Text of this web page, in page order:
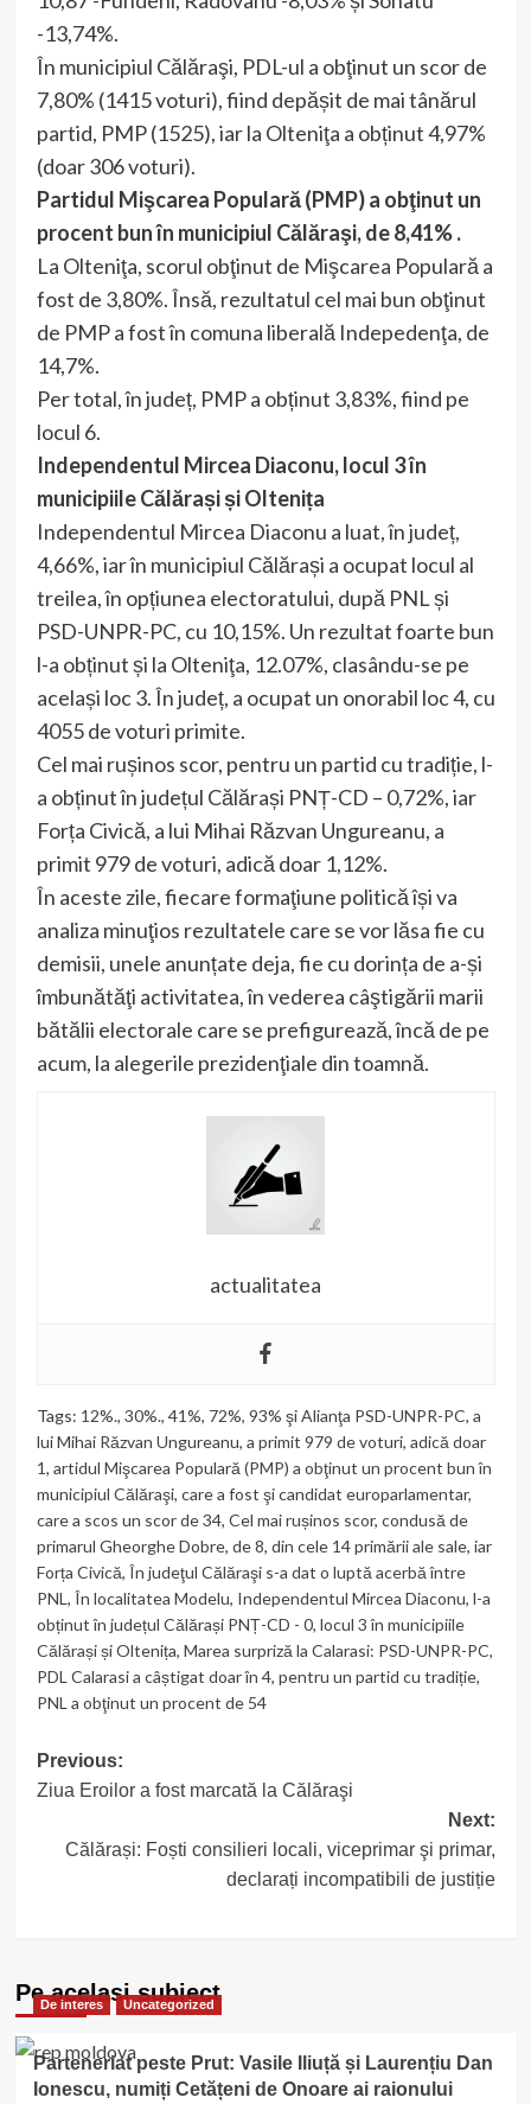
-13,74%.
În municipiul Călăraşi, PDL-ul a obţinut un scor de
7,80% (1415 voturi), fiind depășit de mai tânărul
partid, PMP (1525), iar la Olteniţa a obținut 4,97%
(doar 306 voturi).
Partidul Mişcarea Populară (PMP) a obţinut un
procent bun în municipiul Călăraşi, de 8,41% .
La Olteniţa, scorul obţinut de Mişcarea Populară a
fost de 3,80%. Însă, rezultatul cel mai bun obţinut
de PMP a fost în comuna liberală Indepedenţa, de
14,7%.
Per total, în județ, PMP a obținut 3,83%, fiind pe
locul 6.
Independentul Mircea Diaconu, locul 3 în
municipiile Călărași și Oltenița
Independentul Mircea Diaconu a luat, în județ,
4,66%, iar în municipiul Călărași a ocupat locul al
treilea, în opțiunea electoratului, după PNL și
PSD-UNPR-PC, cu 10,15%. Un rezultat foarte bun
l-a obținut și la Olteniţa, 12.07%, clasându-se pe
același loc 3. În județ, a ocupat un onorabil loc 4, cu
4055 de voturi primite.
Cel mai rușinos scor, pentru un partid cu tradiție, l-
a obținut în județul Călărași PNȚ-CD – 0,72%, iar
Forța Civică, a lui Mihai Răzvan Ungureanu, a
primit 979 de voturi, adică doar 1,12%.
În aceste zile, fiecare formaţiune politică își va
analiza minuţios rezultatele care se vor lăsa fie cu
demisii, unele anunțate deja, fie cu dorința de a-și
îmbunătăţi activitatea, în vederea câştigării marii
bătălii electorale care se prefigurează, încă de pe
acum, la alegerile prezidenţiale din toamnă.
actualitatea
Tags: 12%., 30%., 41%, 72%, 93% şi Alianţa PSD-UNPR-PC, a
lui Mihai Răzvan Ungureanu, a primit 979 de voturi, adică doar
1, artidul Mişcarea Populară (PMP) a obţinut un procent bun în
municipiul Călăraşi, care a fost şi candidat europarlamentar,
care a scos un scor de 34, Cel mai rușinos scor, condusă de
primarul Gheorghe Dobre, de 8, din cele 14 primării ale sale, iar
Forța Civică, În judeţul Călăraşi s-a dat o luptă acerbă între
PNL, În localitatea Modelu, Independentul Mircea Diaconu, l-a
obținut în județul Călărași PNȚ-CD - 0, locul 3 în municipiile
Călărași și Oltenița, Marea surpriză la Calarasi: PSD-UNPR-PC,
PDL Calarasi a câștigat doar în 4, pentru un partid cu tradiție,
PNL a obţinut un procent de 54
Post
navigation
Previous:
Ziua Eroilor a fost marcată la Călăraşi
Next:
Călărași: Foști consilieri locali, viceprimar şi primar,
declarați incompatibili de justiție
Pe acelasi subiect
De interes Uncategorized
Parteneriat peste Prut: Vasile Iliuță și Laurențiu Dan
Ionescu, numiți Cetățeni de Onoare ai raionului